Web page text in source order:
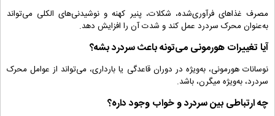
مصرف غذاهای فرآوری‌شده، شکلات، پنیر کهنه و نوشیدنی‌های الکلی می‌تواند
به‌عنوان محرک سردرد عمل کند و شدت آن را افزایش دهد.
آیا تغییرات هورمونی می‌تونه باعث سردرد بشه؟
نوسانات هورمونی، به‌ویژه در دوران قاعدگی یا بارداری، می‌تواند از عوامل محرک
سردرد، به‌ویژه میگرن، باشد.
چه ارتباطی بین سردرد و خواب وجود داره؟